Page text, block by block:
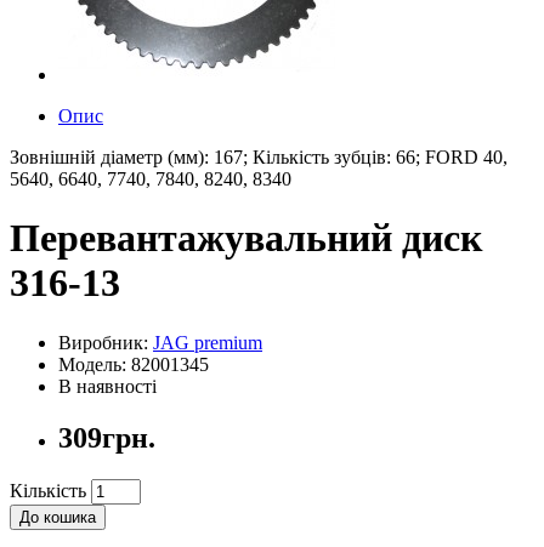
Опис
Зовнішній діаметр (мм): 167; Кількість зубців: 66; FORD 40,
5640, 6640, 7740, 7840, 8240, 8340
Перевантажувальний диск
316-13
Виробник: JAG premium
Модель: 82001345
В наявності
309грн.
Кількість
До кошика